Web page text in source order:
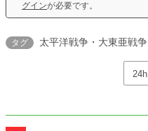
グインが必要です。
タグ 太平洋戦争・大東亜戦争